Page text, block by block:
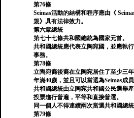
第76條
Seimas活動的結構和程序應由《
規》具有法律效力。
第六章總統
第七十七條共和國總統為國家元首。
共和國總統應代表立陶宛國，並應執
事務。
第78條
立陶宛裔後裔在立陶宛居住了至少三
年滿40歲，並且可以當選為Seimas成
共和國總統由立陶宛共和國公民選舉
投票進行普遍，平等和直接普選。
同一個人不得連續兩次當選共和國總統
第79條